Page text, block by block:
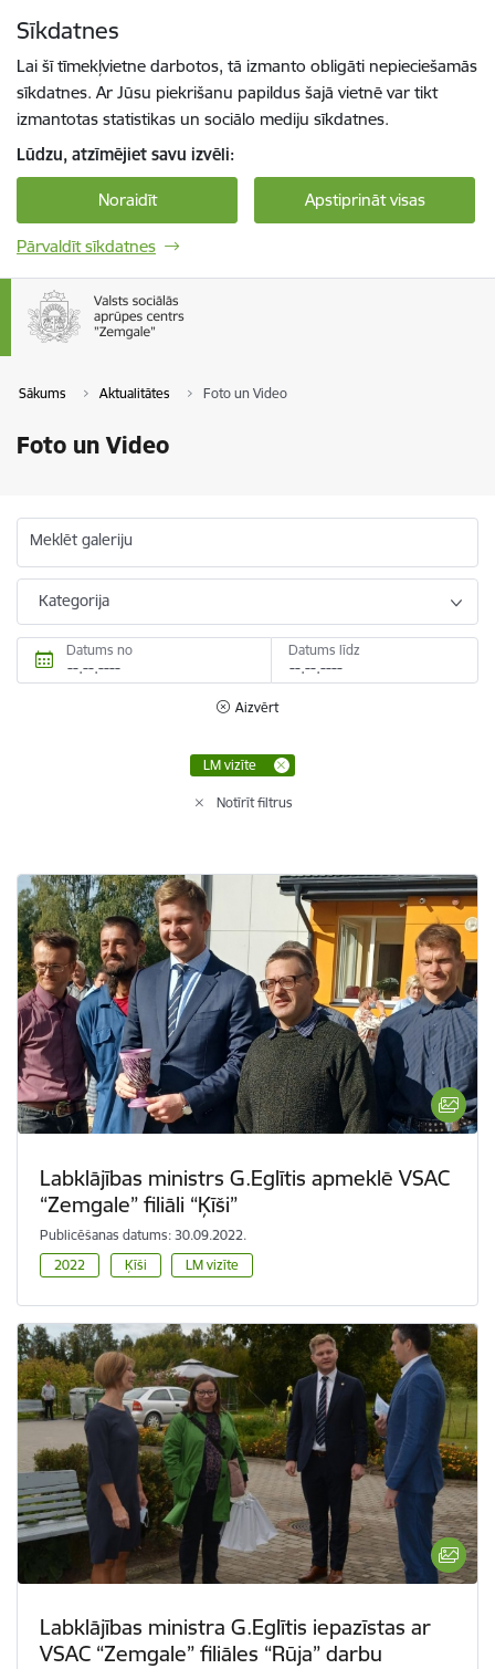
Sīkdatnes
Lai šī tīmekļvietne darbotos, tā izmanto obligāti nepieciešamās
sīkdatnes. Ar Jūsu piekrišanu papildus šajā vietnē var tikt
izmantotas statistikas un sociālo mediju sīkdatnes.
Lūdzu, atzīmējiet savu izvēli:
Noraidīt Apstiprināt visas
Pārvaldīt sīkdatnes
Sākums Aktualitātes Foto un Video
Foto un Video
Meklēt galeriju
Kategorija
Datums no Datums līdz
Aizvērt
LM vizīte
Notīrīt filtrus
Labklājības ministrs G.Eglītis apmeklē VSAC
“Zemgale” filiāli “Ķīši”
Publicēšanas datums: 30.09.2022.
2022
Ķīši LM vizīte
Labklājības ministra G.Eglītis iepazīstas ar
VSAC “Zemgale” filiāles “Rūja” darbu